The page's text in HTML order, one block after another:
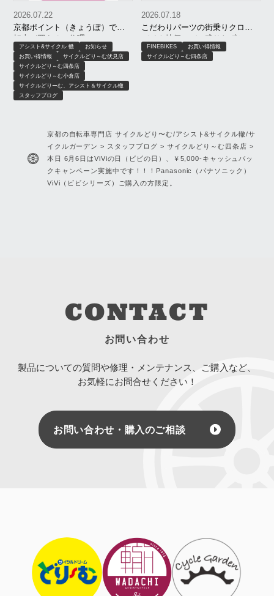
京都ポイント（きょうぽ）で自
転車が買える！修理・ヘルメッ
トもOK｜サイクルどりーむ、ア
シスト＆サイクル轍、サイクル
ガーデン
2026.07.22
アシスト&サイクル 轍
お知らせ
お買い得情報
サイクルどり～む伏見店
サイクルどり～む四条店
サイクルどり～む小倉店
サイクルどりーむ、アシスト＆サイクル轍
スタッフブログ
こだわりパーツの街乗りクロス
バイク特価モデル残りわずか！
2026.07.18
FINEBIKES
お買い得情報
サイクルどり～む四条店
京都の自転車専門店 サイクルどり〜む/アシスト&サイクル轍/サ
イクルガーデン > スタッフブログ > サイクルどり～む四条店 >
本日 6月6日はViViの日（ビビの日）、￥5,000-キャッシュバッ
クキャンペーン実施中です！！！Panasonic（パナソニック）
ViVi（ビビシリーズ）ご購入の方限定。
CONTACT
お問い合わせ
製品についての質問や修理・メンテナンス、ご購入など、
お気軽にお問合せください！
お問い合わせ・購入のご相談